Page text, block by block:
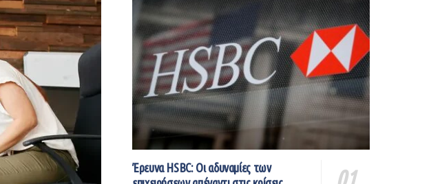
Έρευνα HSBC: Οι αδυναμίες των